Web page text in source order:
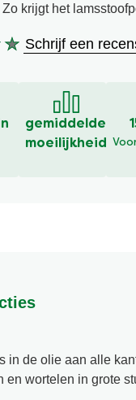
krijgt het
Schrijf een
gemiddelde
moeilijkheid
in de olie aan alle
en wortelen in grote